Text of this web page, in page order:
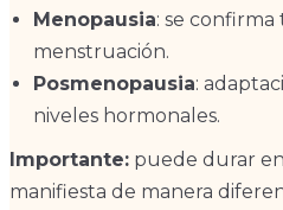
Menopausia: se confirma
menstruación.
Posmenopausia:
niveles hormonales.
Importante: puede durar
manifiesta de manera